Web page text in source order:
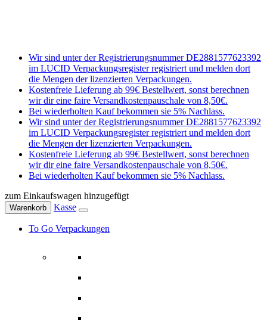
Wir sind unter der Registrierungsnummer DE2881577623392
im LUCID Verpackungsregister registriert und melden dort
die Mengen der lizenzierten Verpackungen.
Kostenfreie Lieferung ab 99€ Bestellwert, sonst berechnen
wir dir eine faire Versandkostenpauschale von 8,50€.
Bei wiederholten Kauf bekommen sie 5% Nachlass.
Wir sind unter der Registrierungsnummer DE2881577623392
im LUCID Verpackungsregister registriert und melden dort
die Mengen der lizenzierten Verpackungen.
Kostenfreie Lieferung ab 99€ Bestellwert, sonst berechnen
wir dir eine faire Versandkostenpauschale von 8,50€.
Bei wiederholten Kauf bekommen sie 5% Nachlass.
zum Einkaufswagen hinzugefügt
Warenkorb Kasse
To Go Verpackungen